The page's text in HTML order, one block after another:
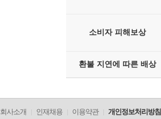
소비자 피해보상
환불 지연에 따른 배상
회사소개 인재채용 이용약관 개인정보처리방침